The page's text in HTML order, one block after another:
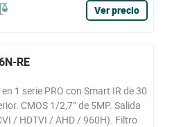
Ver precio
RE
1 serie PRO con Smart IR de 30
CMOS 1/2,7” de 5MP. Salida
/ HDTVI / AHD / 960H). Filtro